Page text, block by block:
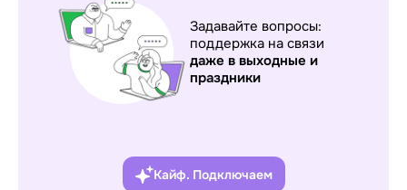
Задавайте вопросы:
поддержка на связи
даже в выходные и
праздники
Кайф. Подключаем